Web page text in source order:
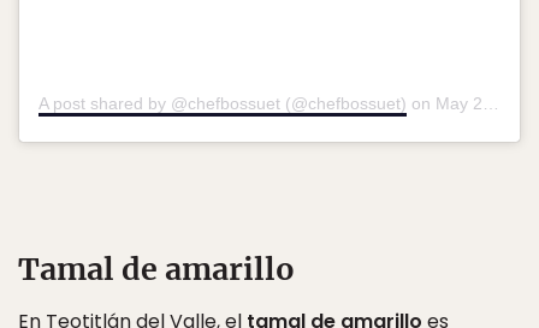
A post shared by @chefbossuet (@chefbossuet) on May 25, 2019 at 6:34pm PDT
Tamal de amarillo
En Teotitlán del Valle, el tamal de amarillo es